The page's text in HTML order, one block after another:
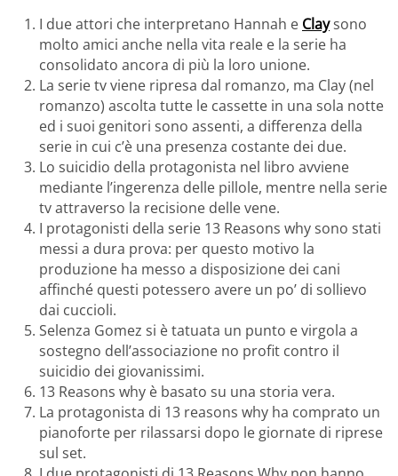
I due attori che interpretano Hannah e Claysono
molto amici anche nella vita reale e la serie ha
consolidato ancora di più la loro unione.
La serie tv viene ripresa dal romanzo, ma Clay (nel
romanzo) ascolta tutte le cassette in una sola notte
ed i suoi genitori sono assenti, a differenza della
serie in cui c’è una presenza costante dei due.
Lo suicidio della protagonista nel libro avviene
mediante l’ingerenza delle pillole, mentre nella serie
tv attraverso la recisione delle vene.
I protagonisti della serie 13 Reasons why sono stati
messi a dura prova: per questo motivo la
produzione ha messo a disposizione dei cani
affinché questi potessero avere un po’ di sollievo
dai cuccioli.
Selenza Gomez si è tatuata un punto e virgola a
sostegno dell’associazione no profit contro il
suicidio dei giovanissimi.
13 Reasons why è basato su una storia vera.
La protagonista di 13 reasons why ha comprato un
pianoforte per rilassarsi dopo le giornate di riprese
sul set.